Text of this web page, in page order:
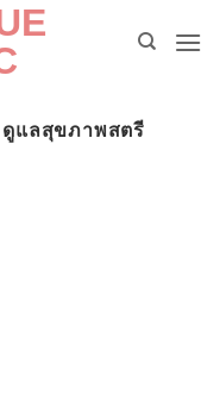
ดูแลสุขภาพสตรี